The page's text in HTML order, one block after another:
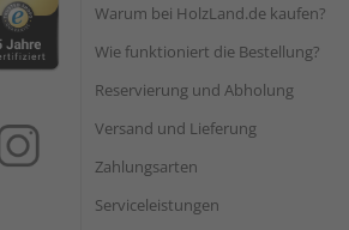
Warum bei HolzLand.de kaufen?
Wie funktioniert die Bestellung?
Reservierung und Abholung
Versand und Lieferung
Zahlungsarten
Serviceleistungen